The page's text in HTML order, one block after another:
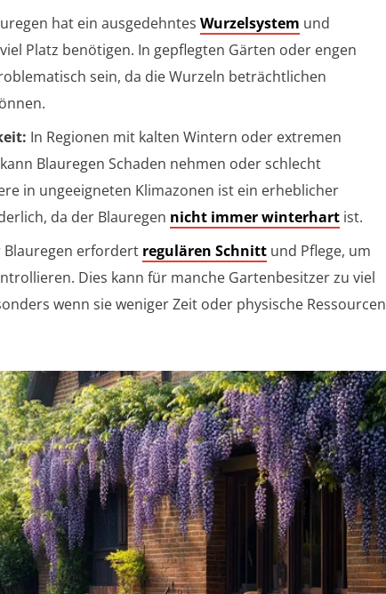
hat ein ausgedehntes Wurzelsystem und
Platz benötigen. In gepflegten Gärten oder engen
sein, da die Wurzeln beträchtlichen
In Regionen mit kalten Wintern oder extremen
Blauregen Schaden nehmen oder schlecht
in ungeeigneten Klimazonen ist ein erheblicher
da der Blauregen nicht immer winterhart ist.
Blauregen erfordert regulären Schnitt und Pflege, um
Dies kann für manche Gartenbesitzer zu viel
wenn sie weniger Zeit oder physische Ressourcen